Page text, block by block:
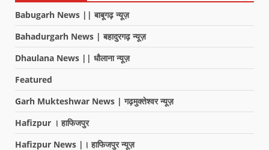
Babugarh News || बाबूगढ़ न्यूज़
Bahadurgarh News | बहादुरगढ़ न्यूज़
Dhaulana News || धौलाना न्यूज़
Featured
Garh Mukteshwar News | गढ़मुक्तेश्वर न्यूज़
Hafizpur । हाफिजपुर
Hafizpur News |। हाफिजपुर न्यूज़